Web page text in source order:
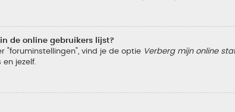
de online gebruikers lijst?
"foruminstellingen", vind je de optie Verberg mijn online
jezelf.